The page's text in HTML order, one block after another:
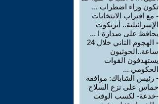
تكون وراء اضطراب ...
- مع اقتراب الانتخابات
الإسرائيلية.. أيزنكوت
يحافظ على صدارة ا ...
-
الهجوم الثاني خلال 24
ساعة..الحوثيون
يستهدفون القوات
الحكومي ...
- رئيس الشاباك: موافقة
حماس على نزع السلاح
-خدعة- لكسب الوقت